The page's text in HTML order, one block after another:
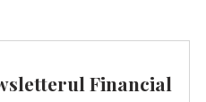
Financial